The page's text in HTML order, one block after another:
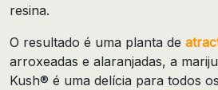
resina.
O resultado é uma planta de
arroxeadas e alaranjadas, a
Kush® é uma delícia para todos